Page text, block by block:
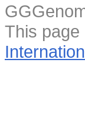
This page